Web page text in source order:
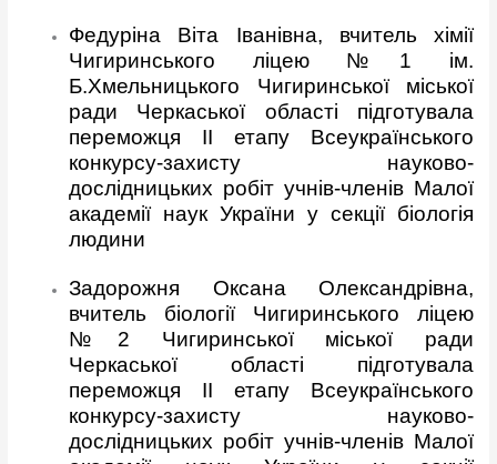
Федуріна Віта Іванівна, вчитель хімії
Чигиринського ліцею №1 ім.
Б.Хмельницького Чигиринської міської
ради Черкаської області підготувала
переможця ІІ етапу Всеукраїнського
конкурсу-захисту науково-
дослідницьких робіт учнів-членів Малої
академії наук України у секції біологія
людини
Задорожня Оксана Олександрівна,
вчитель біології Чигиринського ліцею
№2 Чигиринської міської ради
Черкаської області підготувала
переможця ІІ етапу Всеукраїнського
конкурсу-захисту науково-
дослідницьких робіт учнів-членів Малої